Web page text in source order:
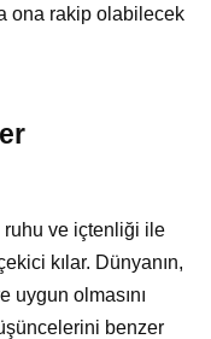
ona rakip olabilecek
ruhu ve içtenliği ile
kılar. Dünyanın,
uygun olmasını
benzer